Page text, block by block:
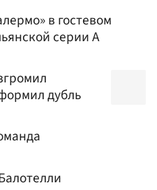
в гостевом
серии А
дубль